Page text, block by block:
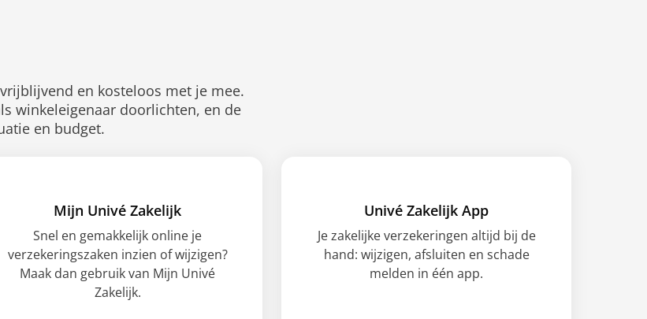
en kosteloos met je mee.
winkeleigenaar doorlichten, en de
en budget.
Mijn Univé Zakelijk
Snel en gemakkelijk online je
verzekeringszaken inzien of wijzigen?
Maak dan gebruik van Mijn Univé
Zakelijk.
Univé Zakelijk App
Je zakelijke verzekeringen altijd bij de
hand: wijzigen, afsluiten en schade
melden in één app.